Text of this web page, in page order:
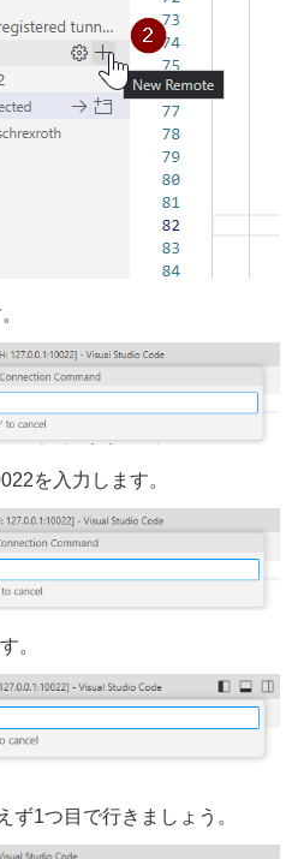
を入力します。
。
ず1つ目で行きましょう。